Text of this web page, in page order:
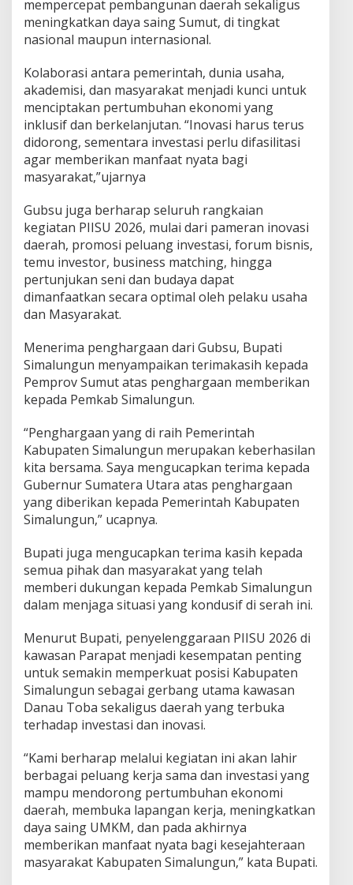
mempercepat pembangunan daerah sekaligus
meningkatkan daya saing Sumut, di tingkat
nasional maupun internasional.
Kolaborasi antara pemerintah, dunia usaha,
akademisi, dan masyarakat menjadi kunci untuk
menciptakan pertumbuhan ekonomi yang
inklusif dan berkelanjutan. “Inovasi harus terus
didorong, sementara investasi perlu difasilitasi
agar memberikan manfaat nyata bagi
masyarakat,”ujarnya
Gubsu juga berharap seluruh rangkaian
kegiatan PIISU 2026, mulai dari pameran inovasi
daerah, promosi peluang investasi, forum bisnis,
temu investor, business matching, hingga
pertunjukan seni dan budaya dapat
dimanfaatkan secara optimal oleh pelaku usaha
dan Masyarakat.
Menerima penghargaan dari Gubsu, Bupati
Simalungun menyampaikan terimakasih kepada
Pemprov Sumut atas penghargaan memberikan
kepada Pemkab Simalungun.
“Penghargaan yang di raih Pemerintah
Kabupaten Simalungun merupakan keberhasilan
kita bersama. Saya mengucapkan terima kepada
Gubernur Sumatera Utara atas penghargaan
yang diberikan kepada Pemerintah Kabupaten
Simalungun,” ucapnya.
Bupati juga mengucapkan terima kasih kepada
semua pihak dan masyarakat yang telah
memberi dukungan kepada Pemkab Simalungun
dalam menjaga situasi yang kondusif di serah ini.
Menurut Bupati, penyelenggaraan PIISU 2026 di
kawasan Parapat menjadi kesempatan penting
untuk semakin memperkuat posisi Kabupaten
Simalungun sebagai gerbang utama kawasan
Danau Toba sekaligus daerah yang terbuka
terhadap investasi dan inovasi.
“Kami berharap melalui kegiatan ini akan lahir
berbagai peluang kerja sama dan investasi yang
mampu mendorong pertumbuhan ekonomi
daerah, membuka lapangan kerja, meningkatkan
daya saing UMKM, dan pada akhirnya
memberikan manfaat nyata bagi kesejahteraan
masyarakat Kabupaten Simalungun,” kata Bupati.